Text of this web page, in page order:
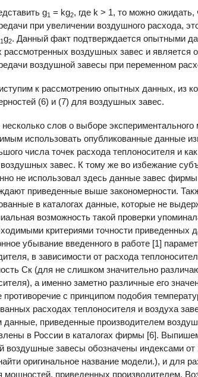
g1 = kg2, где k > 1, то можно ожидать,
при увеличении воздушного расхода,
1g2. Данный факт подтверждается опытными
рассмотренных воздушных завес и
воздушной завесы при переменном
к рассмотрению опытных данных, из
(6) и (7) для воздушных завес.
слов о выборе
использовать опубликованные данные
числа точек расхода теплоносителя и
завес. К тому же во избежание
не использовал здесь данные завес фирмы
приведенные выше закономерности.
в каталогах данные, которые не
возможность такой проверки
критериями точности приведенных
убывание введенного в работе [1]
в зависимости от расхода
Ск (для не слишком значительно
а именно заметно различные его
противоречие с принципом подобия
расходах теплоносителя и воздуха
данные, приведенные производителем
в России в каталогах фирмы [6].
воздушные завесы обозначены индексами от
оригинальное название модели.), и для
мощностей, приведенных производителем.